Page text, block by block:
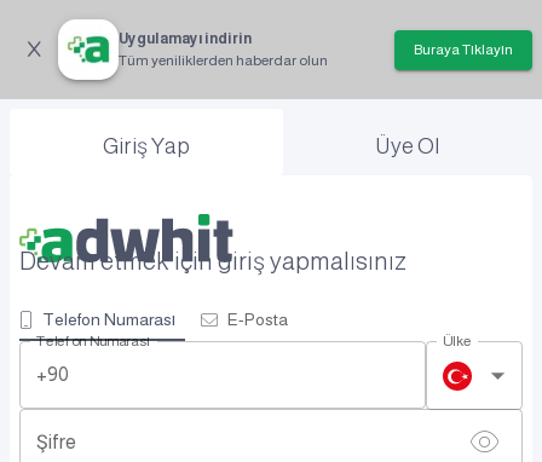
Uygulamayı indirin
Tüm yeniliklerden haberdar olun
Buraya Tıklayın
Giriş Yap Üye Ol
Devam etmek için giriş yapmalısınız
Telefon Numarası E-Posta
Telefon Numarası
+90
Ülke
Şifre